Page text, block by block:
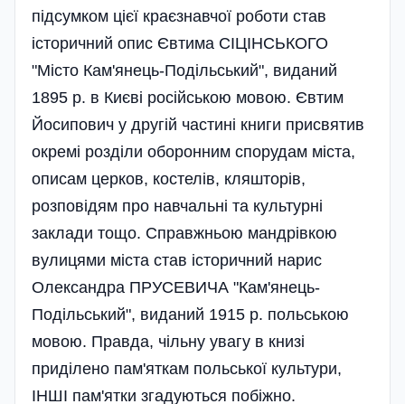
підсумком цієї краєзнавчої роботи став
історичний опис Євтима СІЦІНСЬКОГО
"Місто Кам'янець-Подільський", виданий
1895 р. в Києві російською мовою. Євтим
Йосипович у другій частині книги присвятив
окремі розділи оборонним спорудам міста,
описам церков, костелів, кляшторів,
розповідям про навчальні та культурні
заклади тощо. Справжньою мандрівкою
вулицями міста став історичний нарис
Олександра ПРУСЕВИЧА "Кам'янець-
Подільський", виданий 1915 р. польською
мовою. Правда, чільну увагу в книзі
приділено пам'яткам польської культури,
ІНШІ пам'ятки згадуються побіжно.